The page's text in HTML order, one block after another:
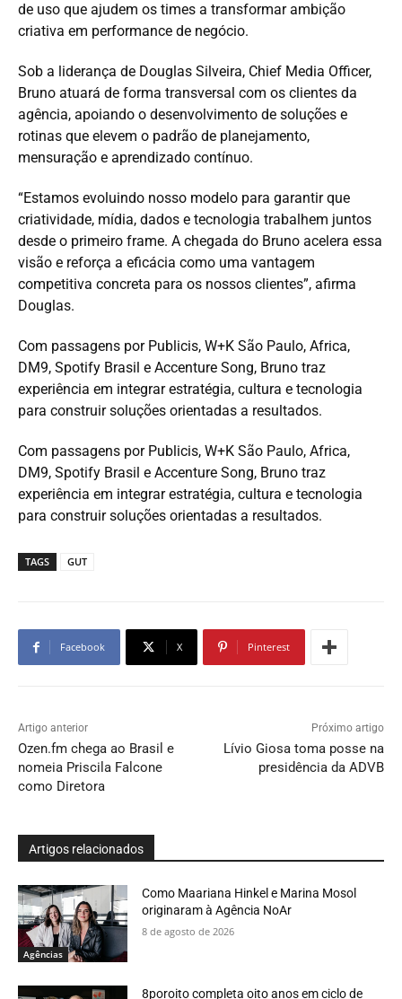
de uso que ajudem os times a transformar ambição
criativa em performance de negócio.
Sob a liderança de Douglas Silveira, Chief Media Officer,
Bruno atuará de forma transversal com os clientes da
agência, apoiando o desenvolvimento de soluções e
rotinas que elevem o padrão de planejamento,
mensuração e aprendizado contínuo.
“Estamos evoluindo nosso modelo para garantir que
criatividade, mídia, dados e tecnologia trabalhem juntos
desde o primeiro frame. A chegada do Bruno acelera essa
visão e reforça a eficácia como uma vantagem
competitiva concreta para os nossos clientes”, afirma
Douglas.
Com passagens por Publicis, W+K São Paulo, Africa,
DM9, Spotify Brasil e Accenture Song, Bruno traz
experiência em integrar estratégia, cultura e tecnologia
para construir soluções orientadas a resultados.
Com passagens por Publicis, W+K São Paulo, Africa,
DM9, Spotify Brasil e Accenture Song, Bruno traz
experiência em integrar estratégia, cultura e tecnologia
para construir soluções orientadas a resultados.
TAGS GUT
Facebook X Pinterest
Artigo anterior
Ozen.fm chega ao Brasil e
nomeia Priscila Falcone
como Diretora
Próximo artigo
Lívio Giosa toma posse na
presidência da ADVB
Artigos relacionados
Agências
Como Maariana Hinkel e Marina Mosol
originaram à Agência NoAr
8 de agosto de 2026
8poroito completa oito anos em ciclo de